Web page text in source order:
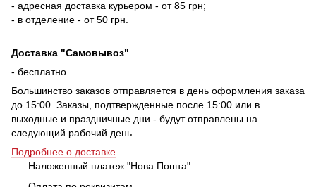
- адресная доставка курьером - от 85 грн;
- в отделение - от 50 грн.
Доставка "Самовывоз"
- бесплатно
Большинство заказов отправляется в день оформления заказа
до 15:00. Заказы, подтвержденные после 15:00 или в
выходные и праздничные дни - будут отправлены на
следующий рабочий день.
Подробнее о доставке
Наложенный платеж "Нова Пошта"